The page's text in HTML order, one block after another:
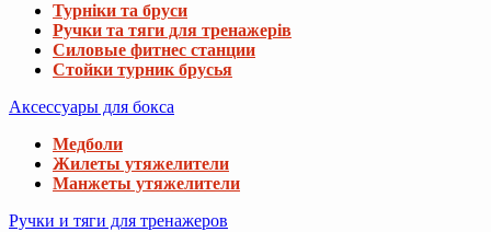
Турніки та бруси
Ручки та тяги для тренажерів
Силовые фитнес станции
Стойки турник брусья
Аксессуары для бокса
Медболи
Жилеты утяжелители
Манжеты утяжелители
Ручки и тяги для тренажеров